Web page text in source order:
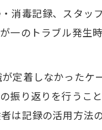
消毒記録、スタッ
一のトラブル発生
定着しなかったケ
り返りを行うこ
は記録の活用方法